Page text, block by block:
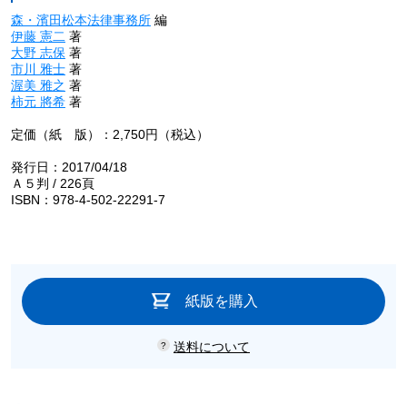
森・濱田松本法律事務所編
伊藤 憲二 著
大野 志保著
市川 雅士著
渥美 雅之 著
柿元 將希著
定価（紙 版）：2,750円（税込）
発行日：2017/04/18
Ａ５判 / 226頁
ISBN：978-4-502-22291-7
紙版を購入
送料について